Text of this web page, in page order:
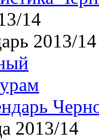
14
2013/14
2013/14